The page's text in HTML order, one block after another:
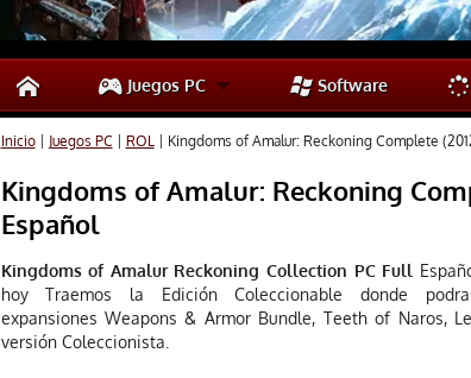
Juegos PC Software
Inicio| Juegos PC | ROL | Kingdoms of Amalur: Reckoning Complete
Kingdoms of Amalur: Reckoning
Español
Kingdoms of Amalur Reckoning Collection PC Full
hoy Traemos la Edición Coleccionable donde
expansiones Weapons & Armor Bundle, Teeth of Naros,
versión Coleccionista.